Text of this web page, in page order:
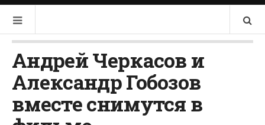
Андрей Черкасов и
Александр Гобозов
вместе снимутся в